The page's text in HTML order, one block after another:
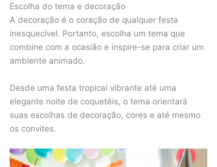
Escolha do tema e decoração
A decoração é o coração de qualquer festa
inesquecível. Portanto, escolha um tema que
combine com a ocasião e inspire-se para criar um
ambiente animado.
Desde uma festa tropical vibrante até uma
elegante noite de coquetéis, o tema orientará
suas escolhas de decoração, cores e até mesmo
os convites.